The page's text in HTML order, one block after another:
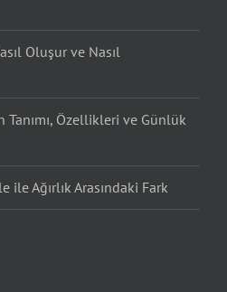
Oluşur ve Nasıl
Özellikleri ve Günlük
ile Ağırlık Arasındaki Fark